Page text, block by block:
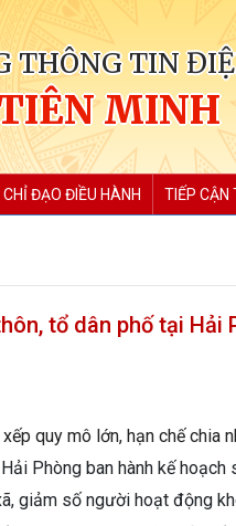
THÔNG TIN
MINH
CHỈ ĐẠO ĐIỀU HÀNH TIẾP CẬN
tổ dân phố tại Hải
quy mô lớn, hạn chế
Phòng ban hành kế
giảm số người hoạt động